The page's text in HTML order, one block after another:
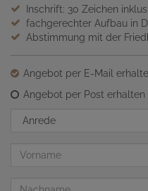
Inschrift: 30 Zeichen
fachgerechter Aufbau in
Abstimmung mit der
Angebot per E-Mail
Angebot per Post erhalten
Anrede
Vorname
Nachname